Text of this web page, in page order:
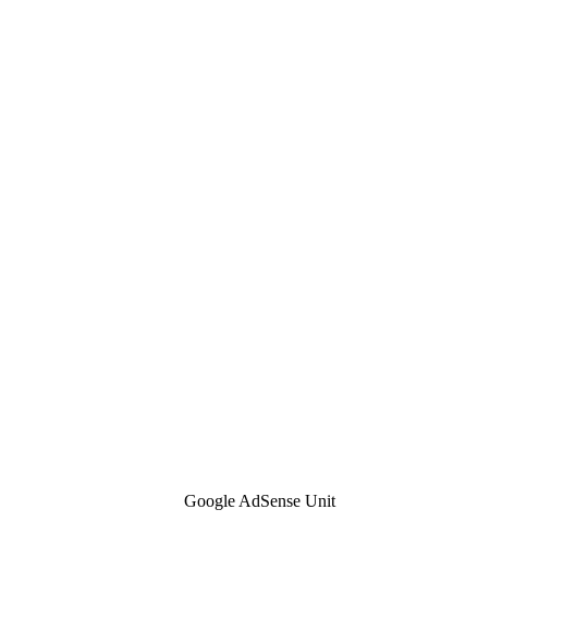
Google AdSense Unit